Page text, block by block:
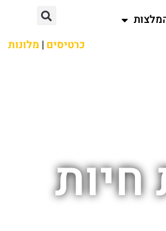
כרטיסים | מלונות